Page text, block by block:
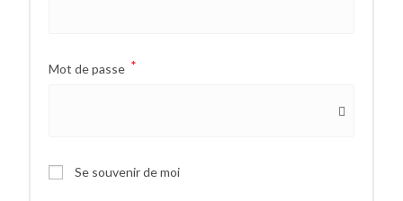
Mot de passe *
Se souvenir de moi